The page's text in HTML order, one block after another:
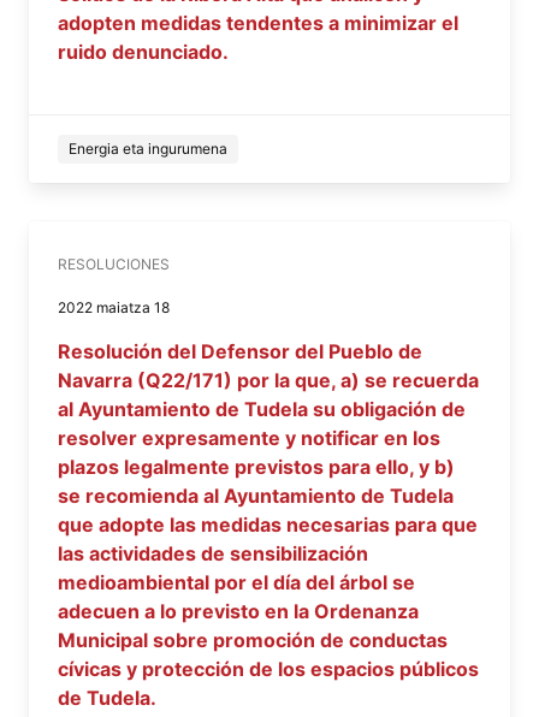
adopten medidas tendentes a minimizar el
ruido denunciado.
Energia eta ingurumena
RESOLUCIONES
2022 maiatza 18
Resolución del Defensor del Pueblo de
Navarra (Q22/171) por la que, a) se recuerda
al Ayuntamiento de Tudela su obligación de
resolver expresamente y notificar en los
plazos legalmente previstos para ello, y b)
se recomienda al Ayuntamiento de Tudela
que adopte las medidas necesarias para que
las actividades de sensibilización
medioambiental por el día del árbol se
adecuen a lo previsto en la Ordenanza
Municipal sobre promoción de conductas
cívicas y protección de los espacios públicos
de Tudela.